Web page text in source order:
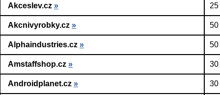
Akceslev.cz »
Akcnivyrobky.cz » 50
Alphaindustries.cz » 50
Amstaffshop.cz » 30
Androidplanet.cz » 30